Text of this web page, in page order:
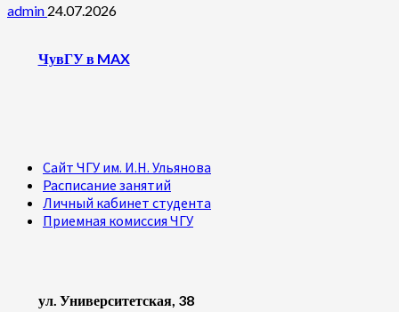
admin 24.07.2026
ЧувГУ в MAX
Сайт ЧГУ им. И.Н. Ульянова
Расписание занятий
Личный кабинет студента
Приемная комиссия ЧГУ
ул. Университетская, 38